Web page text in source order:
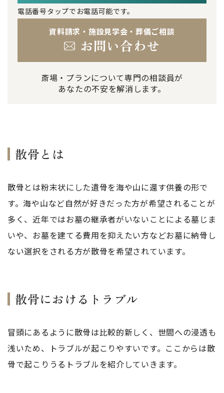
電話番号タップでお電話可能です。
資料請求・施設見学会・葬儀ご相談
お問い合わせ
斎場・プランについて専門の相談員が
あなたの不安を解消します。
散骨とは
散骨とは粉末状にした遺骨を海や山に還す供養の形で
す。海や山など自然が好きだった方が希望されることが
多く、近年ではお墓の継承者がいないことによる墓じま
いや、お墓を建てる費用を抑えたい方などお墓に納骨し
ない選択をされる方が散骨を希望されています。
散骨におけるトラブル
冒頭にあるように散骨は比較的新しく、世間への浸透も
浅いため、トラブルが起こりやすいです。ここからは散
骨で起こりうるトラブルを紹介していきます。